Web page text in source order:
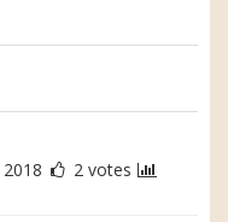
2018 2 votes